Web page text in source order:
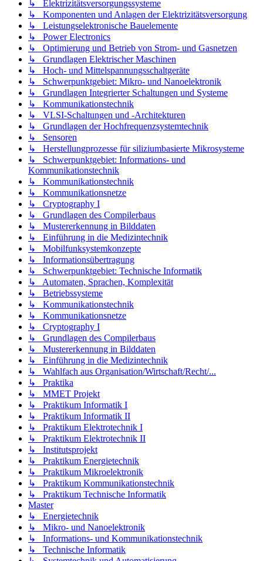
↳ Elektrizitätsversorgungssysteme
↳ Komponenten und Anlagen der Elektrizitätsversorgung
↳ Leistungselektronische Bauelemente
↳ Power Electronics
↳ Optimierung und Betrieb von Strom- und Gasnetzen
↳ Grundlagen Elektrischer Maschinen
↳ Hoch- und Mittelspannungsschaltgeräte
↳ Schwerpunktgebiet: Mikro- und Nanoelektronik
↳ Grundlagen Integrierter Schaltungen und Systeme
↳ Kommunikationstechnik
↳ VLSI-Schaltungen und -Architekturen
↳ Grundlagen der Hochfrequenzsystemtechnik
↳ Sensoren
↳ Herstellungprozesse für siliziumbasierte Mikrosysteme
↳ Schwerpunktgebiet: Informations- und
Kommunikationstechnik
↳ Kommunikationstechnik
↳ Kommunikationsnetze
↳ Cryptography I
↳ Grundlagen des Compilerbaus
↳ Mustererkennung in Bilddaten
↳ Einführung in die Medizintechnik
↳ Mobilfunksystemkonzepte
↳ Informationsübertragung
↳ Schwerpunktgebiet: Technische Informatik
↳ Automaten, Sprachen, Komplexität
↳ Betriebssysteme
↳ Kommunikationstechnik
↳ Kommunikationsnetze
↳ Cryptography I
↳ Grundlagen des Compilerbaus
↳ Mustererkennung in Bilddaten
↳ Einführung in die Medizintechnik
↳ Wahlfach aus Organisation/Wirtschaft/Recht/...
↳ Praktika
↳ MMET Projekt
↳ Praktikum Informatik I
↳ Praktikum Informatik II
↳ Praktikum Elektrotechnik I
↳ Praktikum Elektrotechnik II
↳ Institutsprojekt
↳ Praktikum Energietechnik
↳ Praktikum Mikroelektronik
↳ Praktikum Kommunikationstechnik
↳ Praktikum Technische Informatik
Master
↳ Energietechnik
↳ Mikro- und Nanoelektronik
↳ Informations- und Kommunikationstechnik
↳ Technische Informatik